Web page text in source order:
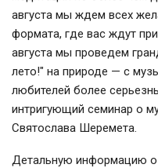
августа мы ждем всех
формата, где вас ждут
августа мы проведем
лето!" на природе — с
любителей более
интригующий семинар о
Святослава Шеремета.
Детальную информацию о